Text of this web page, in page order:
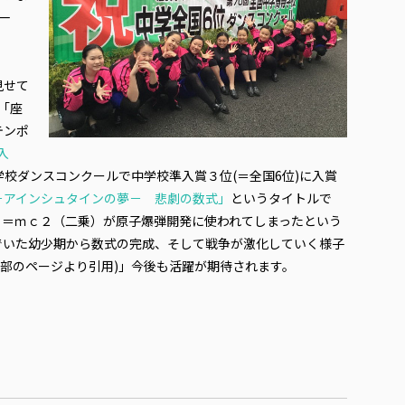
て
座
ポ
ダンスコンクールで中学校準入賞３位(＝全国6位)に入賞
インシュタインの夢－ 悲劇の数式」 というタイトルで
ｍｃ２（二乗）が原子爆弾開発に使われてしまったという
た幼少期から数式の完成、そして戦争が激化していく様子
ページより引用)」今後も活躍が期待されます。